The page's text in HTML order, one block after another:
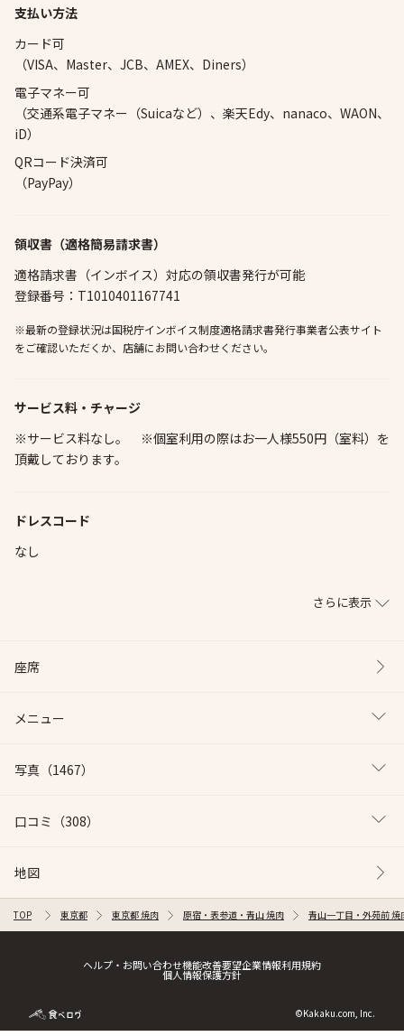
支払い方法
カード可
（VISA、Master、JCB、AMEX、Diners）
電子マネー可
（交通系電子マネー（Suicaなど）、楽天Edy、nanaco、WAON、
iD）
QRコード決済可
（PayPay）
領収書（適格簡易請求書）
適格請求書（インボイス）対応の領収書発行が可能
登録番号：T1010401167741
※最新の登録状況は国税庁インボイス制度適格請求書発行事業者公表サイト
をご確認いただくか、店舗にお問い合わせください。
サービス料・チャージ
※サービス料なし。 ※個室利用の際はお一人様550円（室料）を
頂戴しております。
ドレスコード
なし
さらに表示
座席
メニュー
写真 （1467）
口コミ （308）
地図
TOP 東京都 東京都 焼肉 原宿・表参道・青山 焼肉 青山一丁目・外苑前 焼
ヘルプ・お問い合わせ機能改善要望企業情報利用規約
個人情報保護方針
©Kakaku.com, Inc.